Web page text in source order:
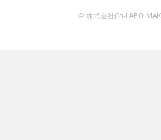
© 株式会社Co-LABO